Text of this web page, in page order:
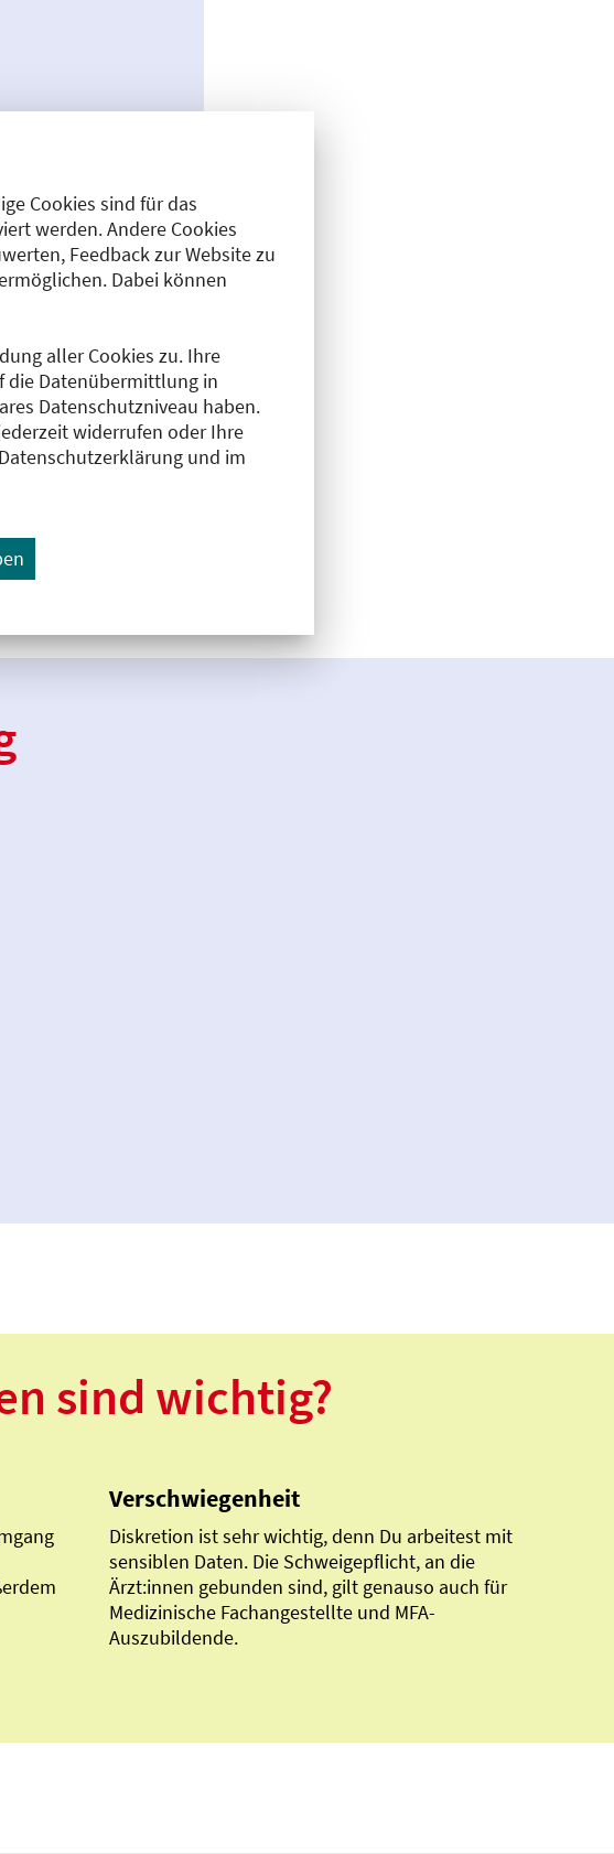
Cookies sind für das
werden. Andere Cookies
Feedback zur Website zu
Dabei können
aller Cookies zu. Ihre
die Datenübermittlung in
Datenschutzniveau haben.
widerrufen oder Ihre
und im
sind wichtig?
Verschwiegenheit
Diskretion ist sehr wichtig, denn Du arbeitest mit
sensiblen Daten. Die Schweigepflicht, an die
Ärzt:innen gebunden sind, gilt genauso auch für
Medizinische Fachangestellte und MFA-
Auszubildende.